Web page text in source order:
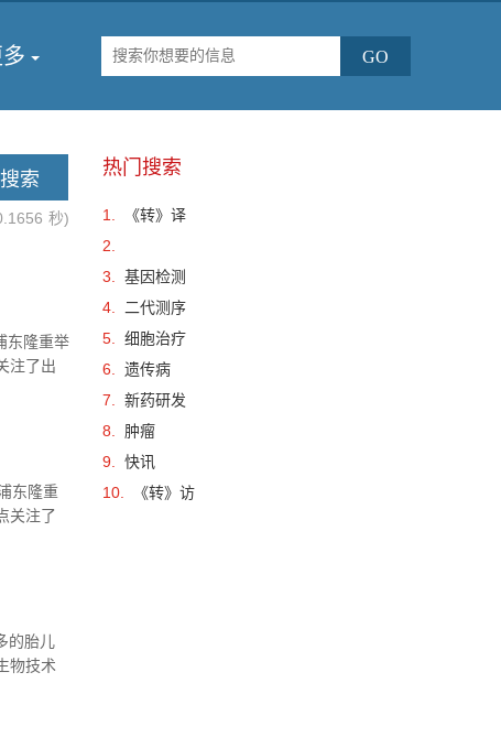
多
秒)
东隆重举
注了出
东隆重
关注了
的胎儿
物技术
热门搜索
1.
《转》译
2.
3.
基因检测
4.
二代测序
5.
细胞治疗
6.
遗传病
7.
新药研发
8.
肿瘤
9.
快讯
10.
《转》访